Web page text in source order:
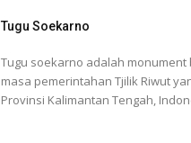
Tugu Soekarno
Tugu soekarno adalah
masa pemerintahan Tjilik Riwut
Provinsi Kalimantan Tengah,